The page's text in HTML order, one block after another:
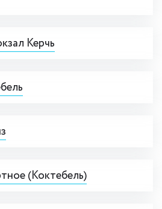
Керчь
(Коктебель)